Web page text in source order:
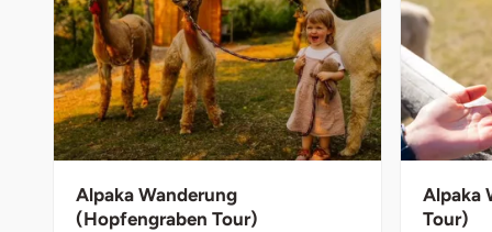
Alpaka Wanderung
(Hopfengraben Tour)
Alpaka
Tour)
Bruchköbel
Bruchsal
Burghausen
Münster
Nürnberg
Oberlausitz